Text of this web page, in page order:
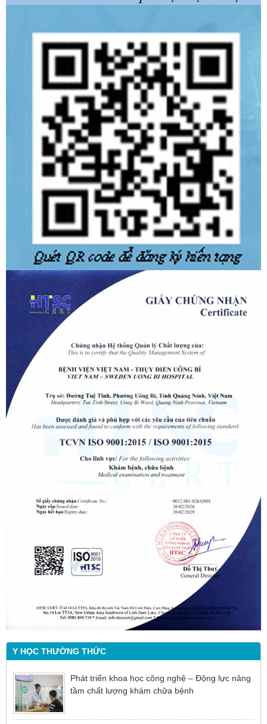
Y HỌC THƯỜNG THỨC
Phát triển khoa học công nghệ – Động lực nâng
tầm chất lượng khám chữa bệnh